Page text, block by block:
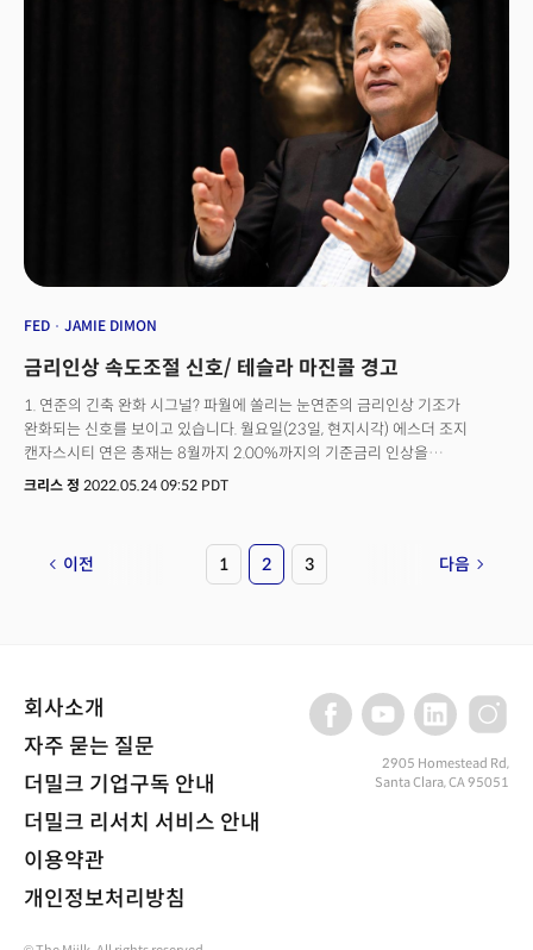
고용보고서까지 경제에 아주 중요한 선행지표가 일제히 발표가 된 시기이기도
합니다. 실제 지난주 인플레이션 기대율은 둔화되는 모습을 유지했고 달러와
금리는 상승폭을 제한했습니다. 하지만 오늘 금리는 다시 올라 10년 만기
국채수익률은 3%를 재돌파했습니다. 시장은 무엇을 봤을까요?
FED JAMIE DIMON
금리인상 속도조절 신호/ 테슬라 마진콜 경고
1. 연준의 긴축 완화 시그널? 파월에 쏠리는 눈연준의 금리인상 기조가
완화되는 신호를 보이고 있습니다. 월요일(23일, 현지시각) 에스더 조지
캔자스시티 연은 총재는 8월까지 2.00%까지의 기준금리 인상을
예고했습니다. 이는 향후 두번의 FOMC 회의에서 각각 50bp 금리인상을
대한 판단을 할 것."이라며 긴축 완화에 대한 가능성을 보였다는 점에서
비둘기파적인 발언으로 인식됩니다.월요일 애틀란타 로타리클럽에서 연설을
보스틱 연은 총재들의 발언은 지난 11월 이후 처음으로 연준 위원들에게 나온
비둘기파적인 발언이라는 점에서 연준의 긴축 기조가 완화될 수 있다는
기대로 다가오고 있습니다. CME페드워치에 따르면 연준 위원들의 발언 이후
9월 정책회의에서 2.50%까지의 금리인상 베팅은 하루전 52.8%에서 36.6%
로 크게 하락했습니다. 시장은 오늘 예정된 제롬 파월 연준의장의 발언에서
긴축 완화 시그널에 대한 기대를 담을 것으로 전망됩니다.
크리스 정 2022.05.24 09:52 PDT
이전 1 2 3 다음
회사소개
자주 묻는 질문
더밀크 기업구독 안내
더밀크 리서치 서비스 안내
이용약관
개인정보처리방침
2905 Homestead Rd,
Santa Clara, CA 95051